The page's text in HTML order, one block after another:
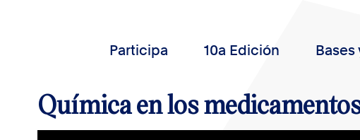
Participa 10a Edición
Química en los